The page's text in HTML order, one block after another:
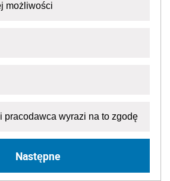
możliwości
pracodawca wyrazi na to zgodę
Następne